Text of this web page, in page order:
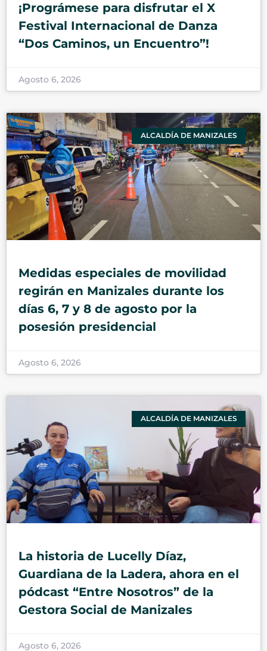
¡Prográmese para disfrutar el X
Festival Internacional de Danza
“Dos Caminos, un Encuentro”!
Agosto 6, 2026
ALCALDÍA DE MANIZALES
Medidas especiales de movilidad
regirán en Manizales durante los
días 6, 7 y 8 de agosto por la
posesión presidencial
Agosto 6, 2026
ALCALDÍA DE MANIZALES
La historia de Lucelly Díaz,
Guardiana de la Ladera, ahora en el
pódcast “Entre Nosotros” de la
Gestora Social de Manizales
Agosto 6, 2026